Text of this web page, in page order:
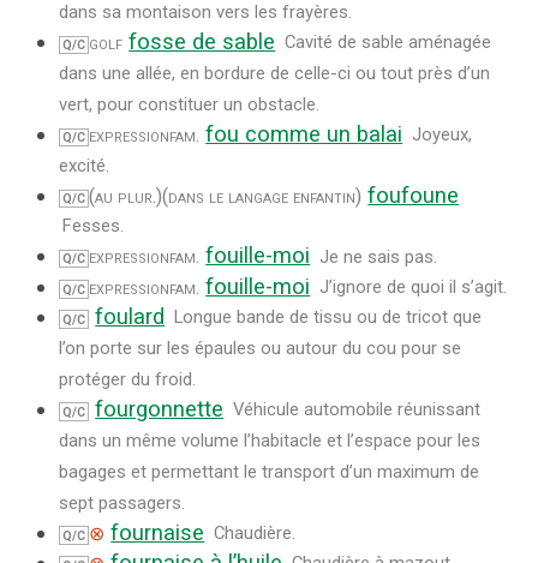
dans sa montaison vers les frayères.
Q/C golf fosse de sable Cavité de sable aménagée
dans une allée, en bordure de celle-ci ou tout près d’un
vert, pour constituer un obstacle.
Q/C expressionfam. fou comme un balai Joyeux,
excité.
Q/C (au plur.)(dans le langage enfantin) foufoune
Fesses.
Q/C expressionfam. fouille-moi Je ne sais pas.
Q/C expressionfam. fouille-moi J’ignore de quoi il s’agit.
Q/C foulard Longue bande de tissu ou de tricot que
l’on porte sur les épaules ou autour du cou pour se
protéger du froid.
Q/C fourgonnette Véhicule automobile réunissant
dans un même volume l’habitacle et l’espace pour les
bagages et permettant le transport d’un maximum de
sept passagers.
Q/C ⊗ fournaise Chaudière.